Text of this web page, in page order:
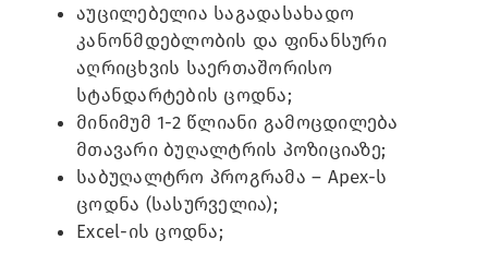
აუცილებელია საგადასახადო
კანონმდებლობის და ფინანსური
აღრიცხვის საერთაშორისო
სტანდარტების ცოდნა;
მინიმუმ 1-2 წლიანი გამოცდილება
მთავარი ბუღალტრის პოზიციაზე;
საბუღალტრო პროგრამა – Apex-ს
ცოდნა (სასურველია);
Excel-ის ცოდნა;